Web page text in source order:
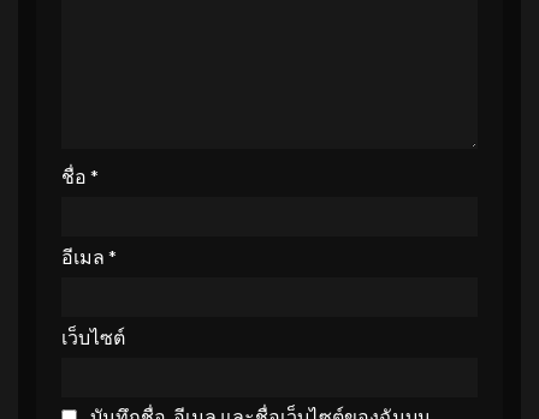
ชื่อ *
อีเมล *
เว็บไซต์